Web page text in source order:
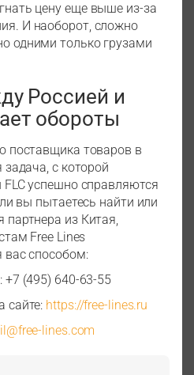
цену еще выше из-за
И наоборот, сложно
одними только грузами
Россией и
обороты
поставщика товаров в
с которой
успешно справляются
вы пытаетесь найти или
из Китая,
Free Lines
вас способом:
+7 (495) 640-63-55
сайте: https://free-lines.ru
lines.com